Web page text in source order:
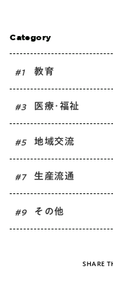
Category
# 1 教育
# 3 医療･福祉
# 5 地域交流
# 7 生産流通
# 9 その他
SHARE